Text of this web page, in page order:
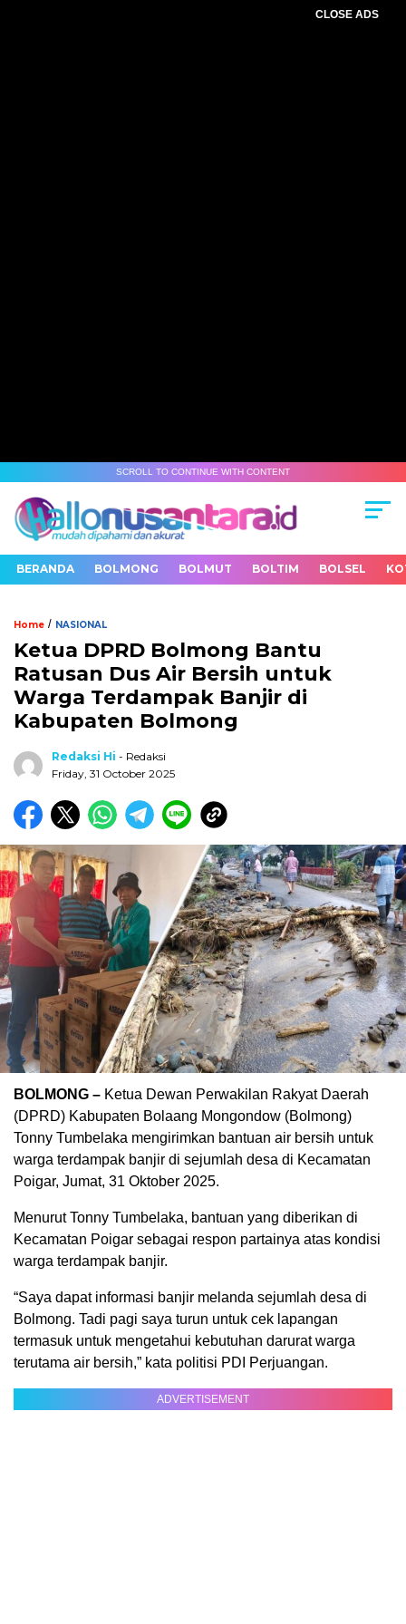
CLOSE ADS
SCROLL TO CONTINUE WITH CONTENT
BERANDA BOLMONG BOLMUT BOLTIM BOLSEL
Home / NASIONAL
Ketua DPRD Bolmong Bantu
Ratusan Dus Air Bersih untuk
Warga Terdampak Banjir di
Kabupaten Bolmong
Redaksi Hi - Redaksi
Friday, 31 October 2025
BOLMONG – Ketua Dewan Perwakilan Rakyat Daerah
(DPRD) Kabupaten Bolaang Mongondow (Bolmong)
Tonny Tumbelaka mengirimkan bantuan air bersih untuk
warga terdampak banjir di sejumlah desa di Kecamatan
Poigar, Jumat, 31 Oktober 2025.
Menurut Tonny Tumbelaka, bantuan yang diberikan di
Kecamatan Poigar sebagai respon partainya atas kondisi
warga terdampak banjir.
“Saya dapat informasi banjir melanda sejumlah desa di
Bolmong. Tadi pagi saya turun untuk cek lapangan
termasuk untuk mengetahui kebutuhan darurat warga
terutama air bersih,” kata politisi PDI Perjuangan.
ADVERTISEMENT